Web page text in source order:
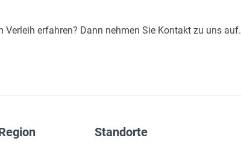
erfahren? Dann nehmen Sie Kontakt zu uns auf.
Standorte